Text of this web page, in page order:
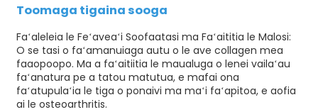
Toomaga tigaina sooga
Faʻaleleia le Feʻaveaʻi Soofaatasi ma Faʻaititia le Malosi:
O se tasi o faʻamanuiaga autu o le ave collagen mea
faaopoopo. Ma a faʻaitiitia le maualuga o lenei vailaʻau
faʻanatura pe a tatou matutua, e mafai ona
faʻatupulaʻia le tiga o ponaivi ma maʻi faʻapitoa, e aofia
ai le osteoarthritis.